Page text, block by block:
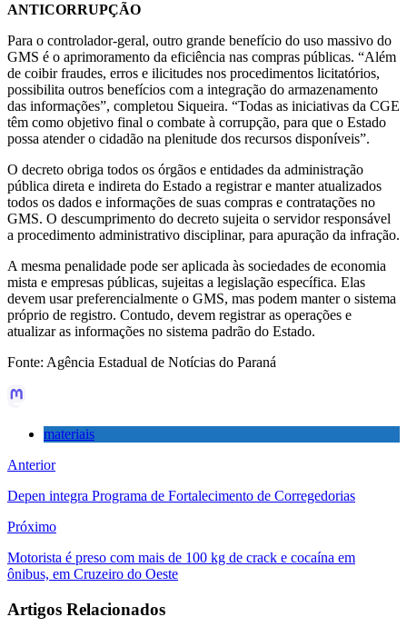
ANTICORRUPÇÃO
Para o controlador-geral, outro grande benefício do uso massivo do
GMS é o aprimoramento da eficiência nas compras públicas. “Além
de coibir fraudes, erros e ilicitudes nos procedimentos licitatórios,
possibilita outros benefícios com a integração do armazenamento
das informações”, completou Siqueira. “Todas as iniciativas da CGE
têm como objetivo final o combate à corrupção, para que o Estado
possa atender o cidadão na plenitude dos recursos disponíveis”.
O decreto obriga todos os órgãos e entidades da administração
pública direta e indireta do Estado a registrar e manter atualizados
todos os dados e informações de suas compras e contratações no
GMS. O descumprimento do decreto sujeita o servidor responsável
a procedimento administrativo disciplinar, para apuração da infração.
A mesma penalidade pode ser aplicada às sociedades de economia
mista e empresas públicas, sujeitas a legislação específica. Elas
devem usar preferencialmente o GMS, mas podem manter o sistema
próprio de registro. Contudo, devem registrar as operações e
atualizar as informações no sistema padrão do Estado.
Fonte: Agência Estadual de Notícias do Paraná
materiais
Anterior
Depen integra Programa de Fortalecimento de Corregedorias
Próximo
Motorista é preso com mais de 100 kg de crack e cocaína em
ônibus, em Cruzeiro do Oeste
Artigos Relacionados